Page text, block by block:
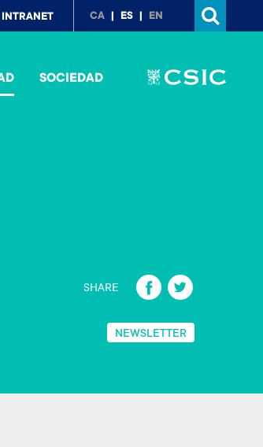
INTRANET CA ES EN
SOCIEDAD
SHARE
Fa
b
NEWSLETTER